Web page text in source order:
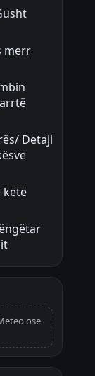
merr
Detaji
këtë
ose